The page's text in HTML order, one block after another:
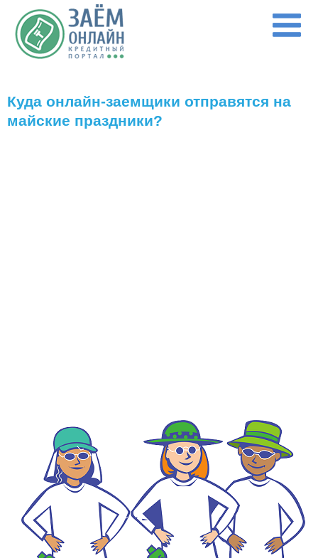
Перейти к основному содержанию
Куда онлайн-заемщики отправятся на
майские праздники?